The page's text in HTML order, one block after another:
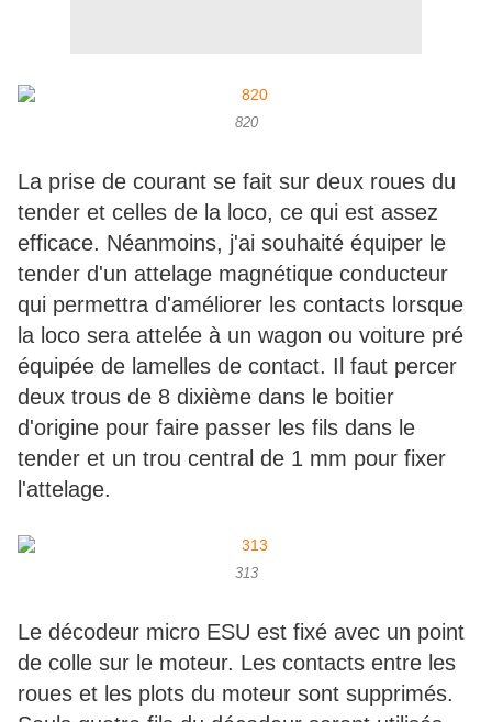
820
La prise de courant se fait sur deux roues du
tender et celles de la loco, ce qui est assez
efficace. Néanmoins, j'ai souhaité équiper le
tender d'un attelage magnétique conducteur
qui permettra d'améliorer les contacts lorsque
la loco sera attelée à un wagon ou voiture pré
équipée de lamelles de contact. Il faut percer
deux trous de 8 dixième dans le boitier
d'origine pour faire passer les fils dans le
tender et un trou central de 1 mm pour fixer
l'attelage.
313
Le décodeur micro ESU est fixé avec un point
de colle sur le moteur. Les contacts entre les
roues et les plots du moteur sont supprimés.